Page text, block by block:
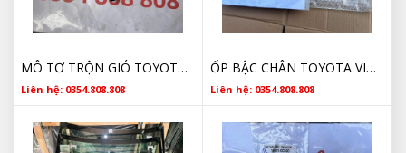
MÔ TƠ TRỘN GIÓ TOYOTA GIÁ TỐT
Liên hệ: 0354.808.808
ỐP BẬC CHÂN TOYOTA VIOS CHÍNH HÃNG
Liên hệ: 0354.808.808